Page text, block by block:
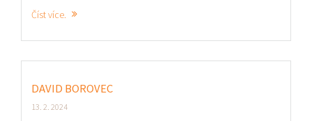
Číst více.
DAVID BOROVEC
13. 2. 2024